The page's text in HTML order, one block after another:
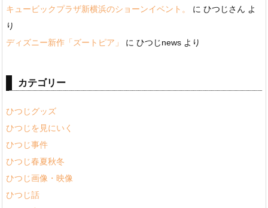
キュービックプラザ新横浜のショーンイベント。
に ひつじさん よ
り
ディズニー新作「ズートピア」
に ひつじnews より
カテゴリー
ひつじグッズ
ひつじを見にいく
ひつじ事件
ひつじ春夏秋冬
ひつじ画像・映像
ひつじ話